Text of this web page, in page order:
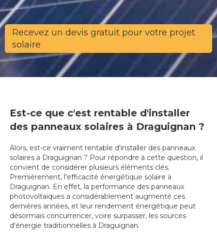
Recevez un devis gratuit pour votre projet
solaire
Est-ce que c'est rentable d'installer
des panneaux solaires à Draguignan ?
Alors, est-ce vraiment rentable d'installer des panneaux
solaires à Draguignan ? Pour répondre à cette question, il
convient de considérer plusieurs éléments clés.
Premièrement, l'efficacité énergétique solaire à
Draguignan. En effet, la performance des panneaux
photovoltaïques a considérablement augmenté ces
dernières années, et leur rendement énergétique peut
désormais concurrencer, voire surpasser, les sources
d'énergie traditionnelles à Draguignan.